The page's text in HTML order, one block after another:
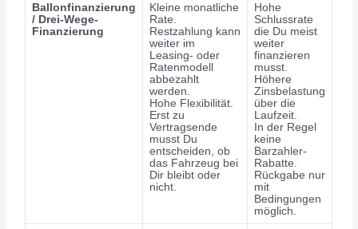
Ballonfinanzierung
/ Drei-Wege-
Finanzierung
Kleine monatliche
Rate.
Restzahlung kann
weiter im
Leasing- oder
Ratenmodell
abbezahlt
werden.
Hohe Flexibilität.
Erst zu
Vertragsende
musst Du
entscheiden, ob
das Fahrzeug bei
Dir bleibt oder
nicht.
Hohe
Schlussrate
die Du meist
weiter
finanzieren
musst.
Höhere
Zinsbelastung
über die
Laufzeit.
In der Regel
keine
Barzahler-
Rabatte.
Rückgabe nur
mit
Bedingungen
möglich.